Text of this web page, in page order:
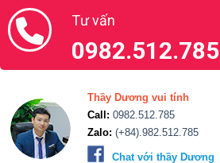
Tư vấn
0982.512.785
Thầy Dương vui tính
Call: 0982.512.785
Zalo: (+84).982.512.785
Chat với thầy Dương